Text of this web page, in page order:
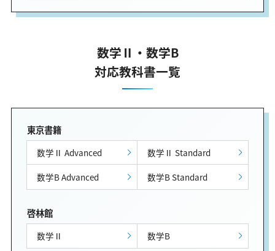
数学Ⅱ・数学B
対応教科書一覧
東京書籍
数学Ⅱ Advanced
数学Ⅱ Standard
数学B Advanced
数学B Standard
啓林館
数学Ⅱ 数学B